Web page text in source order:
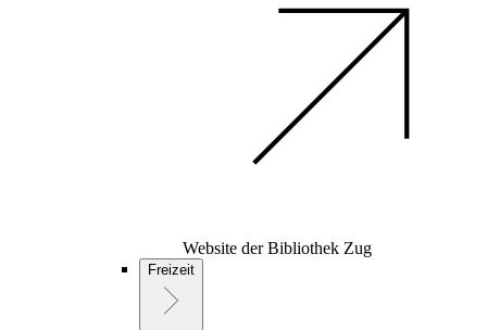
Website der Bibliothek Zug
Freizeit